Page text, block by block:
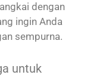
dengan
ingin Anda
sempurna.
untuk